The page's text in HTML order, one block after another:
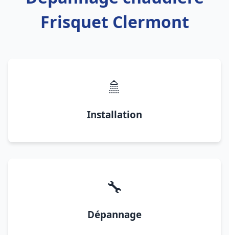
Frisquet Clermont
🚿
Installation
🔧
Dépannage